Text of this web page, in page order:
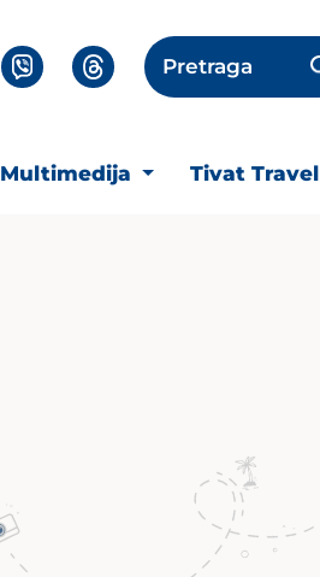
Pretraga
Multimedija Tivat Travel